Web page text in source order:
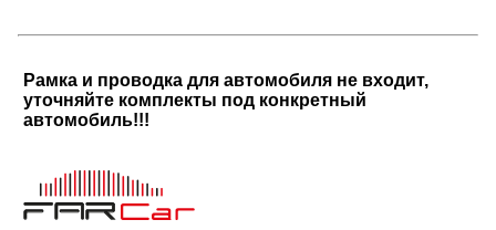
Рамка и проводка для автомобиля не входит,
уточняйте комплекты под конкретный
автомобиль!!!